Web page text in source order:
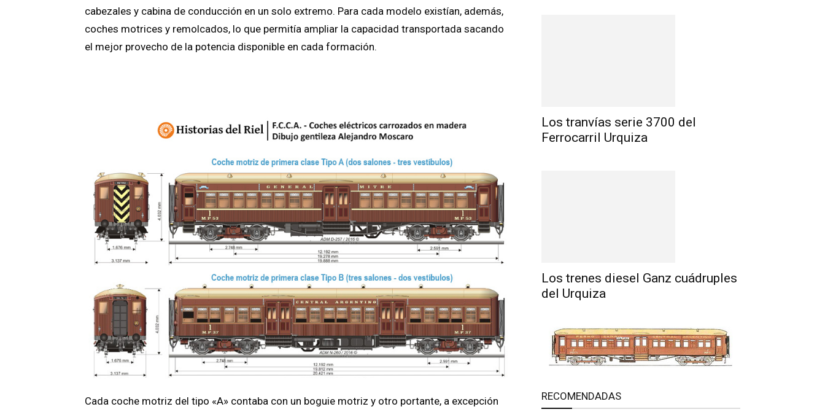
cabezales y cabina de conducción en un solo extremo. Para cada modelo existían, además,
coches motrices y remolcados, lo que permitía ampliar la capacidad transportada sacando
el mejor provecho de la potencia disponible en cada formación.
Cada coche motriz del tipo «A» contaba con un boguie motriz y otro portante, a excepción
Los tranvías serie 3700 del
Ferrocarril Urquiza
Los trenes diesel Ganz cuádruples
del Urquiza
RECOMENDADAS